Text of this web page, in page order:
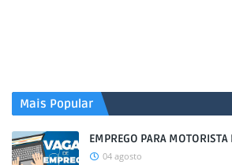
Mais Popular
EMPREGO PARA
04 agosto